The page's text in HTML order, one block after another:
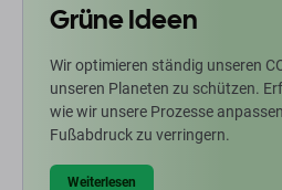
Grüne Ideen
Wir optimieren ständig unseren
unseren Planeten zu schützen.
wie wir unsere Prozesse
Fußabdruck zu verringern.
Weiterlesen